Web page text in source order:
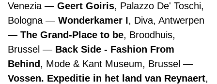
Venezia
Geert Goiris, Palazzo De' Toschi,
Bologna
Wonderkamer I, Diva, Antwerpen
The Grand-Place to be, Broodhuis,
Brussel
Back Side - Fashion From
Behind, Mode & Kant Museum, Brussel
Vossen. Expeditie in het land van Reynaert,